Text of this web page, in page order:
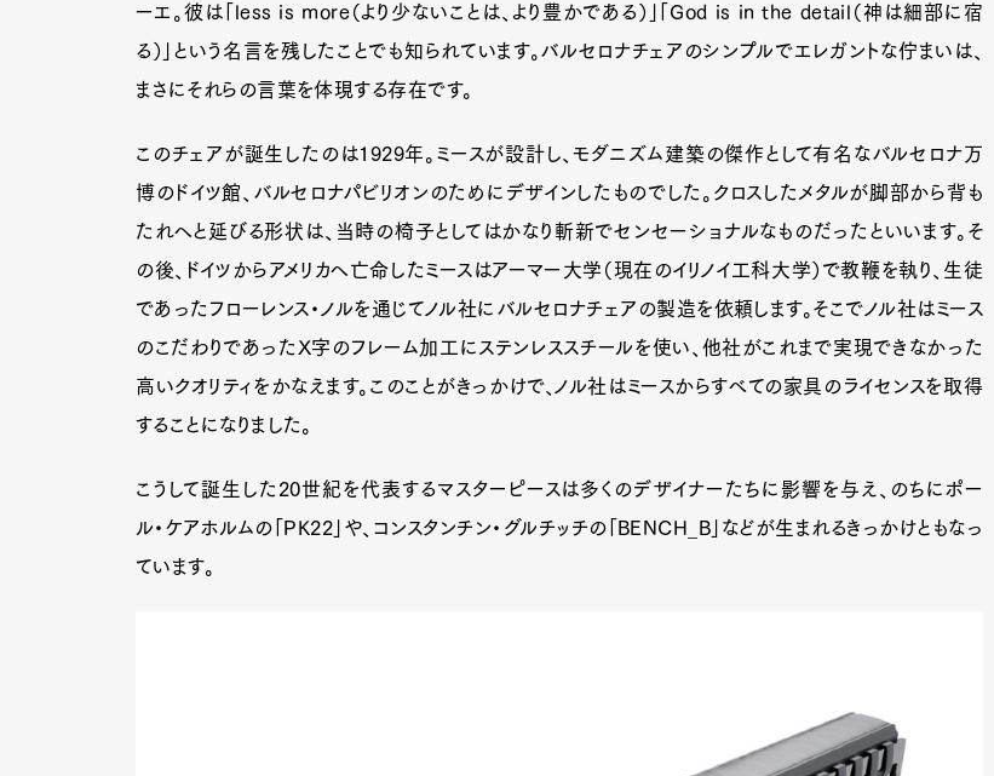
Cars Product
ーエ。彼は「less is more（より少ないことは、より豊かである）」「God is in the detail（神は細部に宿
る）」という名言を残したことでも知られています。バルセロナチェアのシンプルでエレガントな佇まいは、
まさにそれらの言葉を体現する存在です。
このチェアが誕生したのは1929年。ミースが設計し、モダニズム建築の傑作として有名なバルセロナ万
博のドイツ館、バルセロナパビリオンのためにデザインしたものでした。クロスしたメタルが脚部から背も
たれへと延びる形状は、当時の椅子としてはかなり斬新でセンセーショナルなものだったといいます。そ
の後、ドイツからアメリカへ亡命したミースはアーマー大学（現在のイリノイ工科大学）で教鞭を執り、生徒
であったフローレンス・ノルを通じてノル社にバルセロナチェアの製造を依頼します。そこでノル社はミース
のこだわりであったX字のフレーム加工にステンレススチールを使い、他社がこれまで実現できなかった
高いクオリティをかなえます。このことがきっかけで、ノル社はミースからすべての家具のライセンスを取得
することになりました。
こうして誕生した20世紀を代表するマスターピースは多くのデザイナーたちに影響を与え、のちにポー
ル・ケアホルムの「PK22」や、コンスタンチン・グルチッチの「BENCH_B」などが生まれるきっかけともなっ
ています。